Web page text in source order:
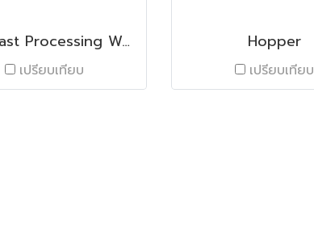
Ultra-Fast Processing Weighing Terminal IND360
เปรียบเทียบ
Hopper
เปรียบเทียบ